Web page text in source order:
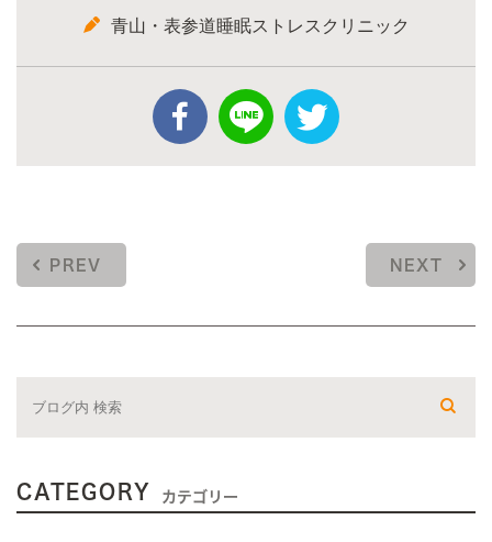
青山・表参道睡眠ストレスクリニック
PREV NEXT
CATEGORY カテゴリー